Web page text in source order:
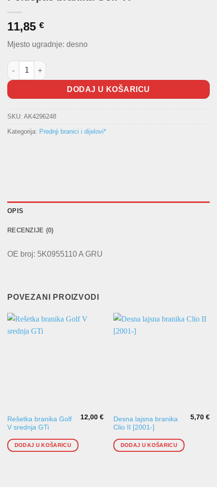
11,85 €
Mjesto ugradnje: desno
Poklopac branika Golf VI količina
DODAJ U KOŠARICU
SKU: AK4296248
Kategorija: Prednji branici i dijelovi*
OPIS
RECENZIJE (0)
OE broj: 5K0955110 A GRU
POVEZANI PROIZVODI
Rešetka branika Golf
V srednja GTi
12,00€
DODAJ U KOŠARICU
Desna lajsna branika
Clio II [2001-]
5,70€
DODAJ U KOŠARICU